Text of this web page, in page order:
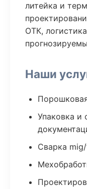
литейка и
ОТК,
Наши
Упаковка и
Сварка